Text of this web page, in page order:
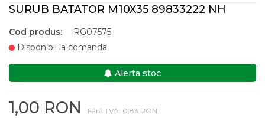
SURUB BATATOR M10X35 89833222 NH
Cod produs:
RG07575
Disponibil la comanda
Alerta stoc
1,00 RON Fără TVA: 0,83 RON